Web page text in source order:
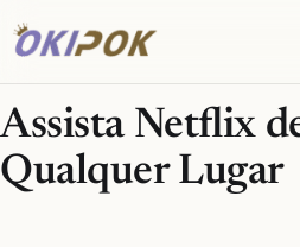
Assista Netflix
Qualquer Lugar